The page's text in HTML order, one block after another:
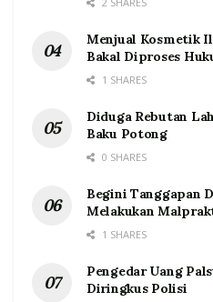
Menjual Kosmetik
Bakal Diproses
1 SHARES
Diduga Rebutan
Baku Potong
0 SHARES
Begini Tanggapan
Melakukan
1 SHARES
Pengedar Uang
Diringkus Polisi